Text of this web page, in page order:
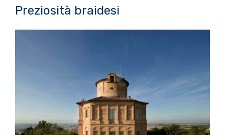
Preziosità braidesi